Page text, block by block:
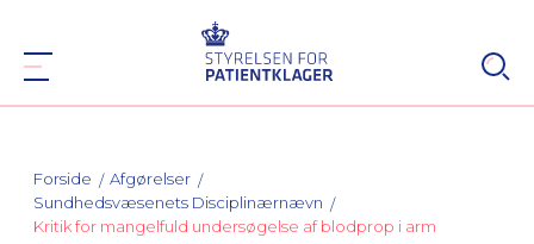
Forside
Afgørelser
Sundhedsvæsenets Disciplinærnævn
Kritik for mangelfuld undersøgelse af blodprop i arm